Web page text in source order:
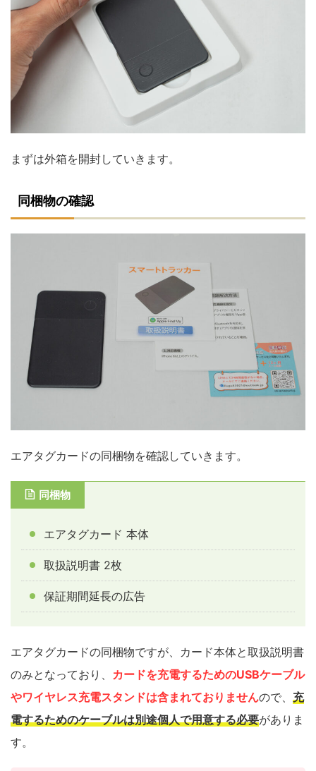
まずは外箱を開封していきます。
同梱物の確認
エアタグカードの同梱物を確認していきます。
同梱物
エアタグカード 本体
取扱説明書 2枚
保証期間延長の広告
エアタグカードの同梱物ですが、カード本体と取扱説明書
のみとなっており、 カードを充電するためのUSBケーブル
やワイヤレス充電スタンドは含まれておりませんので、 充
電するためのケーブルは別途個人で用意する必要がありま
す。